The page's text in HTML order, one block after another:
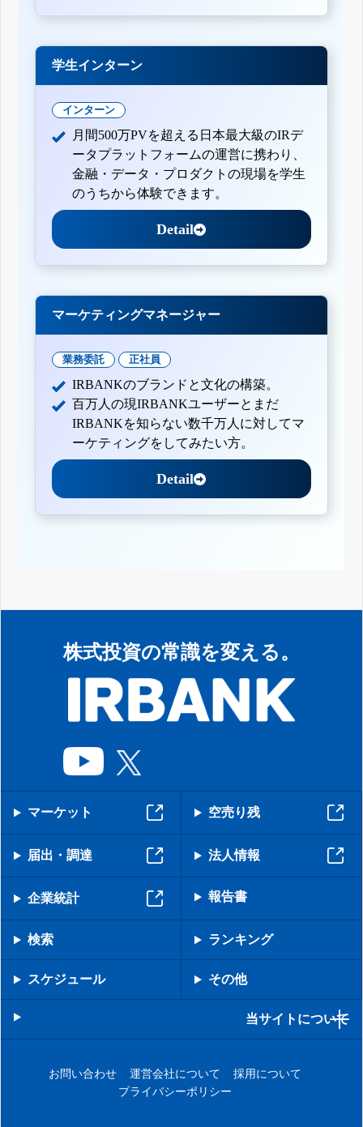
学生インターン
インターン
月間500万PVを超える日本最大級のIRデ
ータプラットフォームの運営に携わり、
金融・データ・プロダクトの現場を学生
のうちから体験できます。
Detail
マーケティングマネージャー
業務委託 正社員
IRBANKのブランドと文化の構築。
百万人の現IRBANKユーザーとまだ
IRBANKを知らない数千万人に対してマ
ーケティングをしてみたい方。
Detail
株式投資の常識を変える。
マーケット 空売り残
届出・調達 法人情報
企業統計 報告書
検索 ランキング
スケジュール その他
当サイトについて
お問い合わせ 運営会社について
採用について
プライバシーポリシー